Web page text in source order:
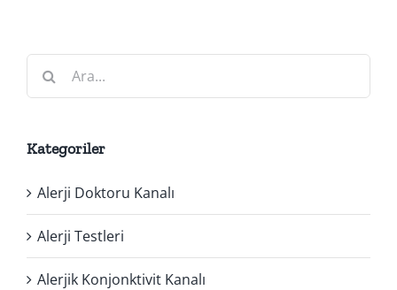
Kategoriler
Alerji Doktoru Kanalı
Alerji Testleri
Alerjik Konjonktivit Kanalı